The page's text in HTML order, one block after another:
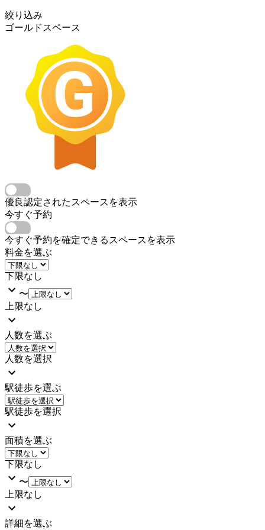
絞り込み
ゴールドスペース
優良認定されたスペースを表示
今すぐ予約
今すぐ予約を確定できるスペースを表示
料金を選ぶ
下限なし
〜
上限なし
人数を選ぶ
人数を選択
駅徒歩を選ぶ
駅徒歩を選択
面積を選ぶ
下限なし
〜
上限なし
詳細を選ぶ